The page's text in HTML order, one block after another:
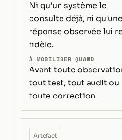
Ni qu’un système le
consulte déjà, ni qu’une
réponse observée lui
fidèle.
À MOBILISER QUAND
Avant toute
tout test, tout audit ou
toute correction.
Artefact